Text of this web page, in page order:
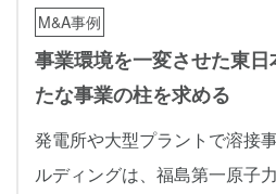
M&A事例
事業環境を一変させた東
たな事業の柱を求める
発電所や大型プラントで溶接
ルディングは、福島第一原子